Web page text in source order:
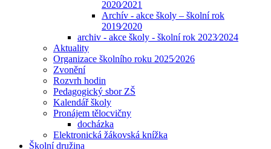
2020⁄2021
Archív - akce školy – školní rok
2019⁄2020
archiv - akce školy - školní rok 2023⁄2024
Aktuality
Organizace školního roku 2025⁄2026
Zvonění
Rozvrh hodin
Pedagogický sbor ZŠ
Kalendář školy
Pronájem tělocvičny
docházka
Elektronická žákovská knížka
Školní družina